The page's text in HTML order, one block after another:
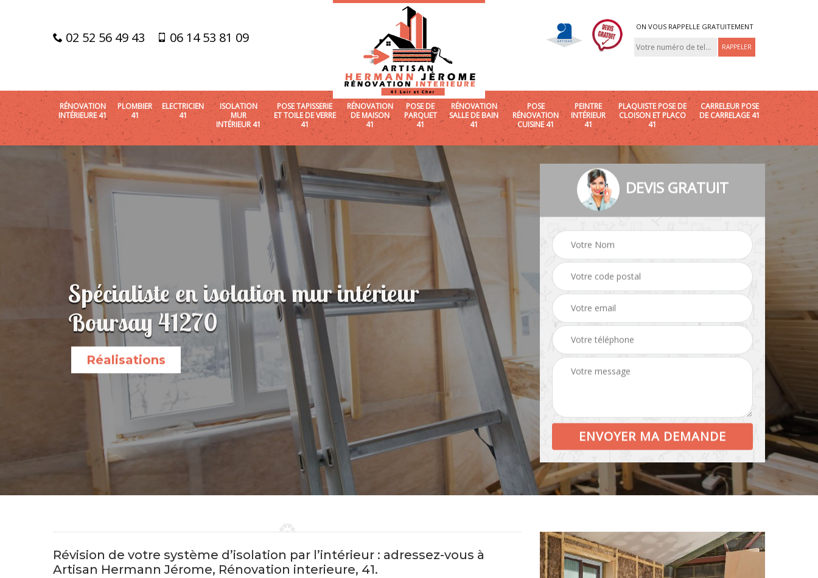
02 52 56 49 43 06 14 53 81 09
ON VOUS RAPPELLE GRATUITEMENT
RÉNOVATION
INTÉRIEURE 41
PLOMBIER
41
ELECTRICIEN
41
ISOLATION
MUR
INTÉRIEUR 41
POSE TAPISSERIE
ET TOILE DE VERRE
41
RÉNOVATION
DE MAISON
41
POSE DE
PARQUET
41
RÉNOVATION
SALLE DE BAIN
41
POSE
RÉNOVATION
CUISINE 41
PEINTRE
INTÉRIEUR
41
PLAQUISTE POSE DE
CLOISON ET PLACO
41
CARRELEUR POSE
DE CARRELAGE 41
Spécialiste en isolation mur intérieur
Boursay 41270
Réalisations
DEVIS GRATUIT
Révision de votre système d’isolation par l’intérieur : adressez-vous à
Artisan Hermann Jérome, Rénovation interieure, 41.